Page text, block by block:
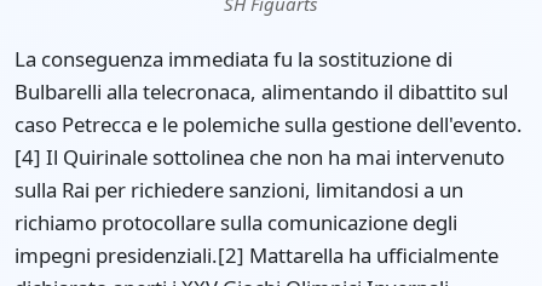
La conseguenza immediata fu la sostituzione di
Bulbarelli alla telecronaca, alimentando il dibattito sul
caso Petrecca e le polemiche sulla gestione dell'evento.
[4] Il Quirinale sottolinea che non ha mai intervenuto
sulla Rai per richiedere sanzioni, limitandosi a un
richiamo protocollare sulla comunicazione degli
impegni presidenziali.[2] Mattarella ha ufficialmente